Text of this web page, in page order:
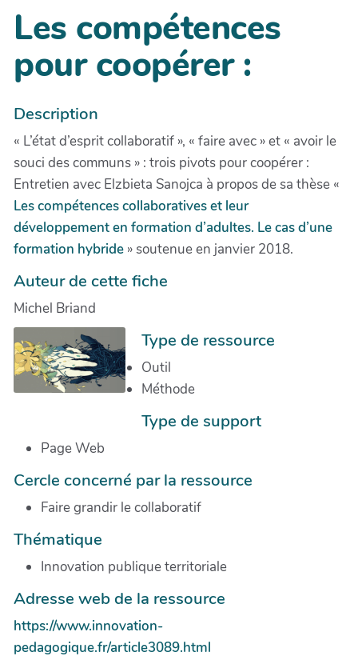
Les compétences
pour coopérer :
Description
« L’état d’esprit collaboratif », « faire avec » et « avoir le
souci des communs » : trois pivots pour coopérer :
Entretien avec Elzbieta Sanojca à propos de sa thèse «
Les compétences collaboratives et leur
développement en formation d’adultes. Le cas d’une
formation hybride » soutenue en janvier 2018.
Auteur de cette fiche
Michel Briand
Type de ressource
Outil
Méthode
Type de support
Page Web
Cercle concerné par la ressource
Faire grandir le collaboratif
Thématique
Innovation publique territoriale
Adresse web de la ressource
https://www.innovation-
pedagogique.fr/article3089.html